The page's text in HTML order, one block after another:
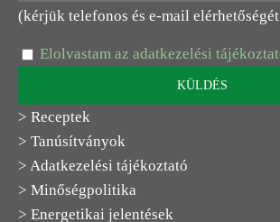
(kérjük telefonos és e-mail
Elolvastam az adatkezelési
> Receptek
> Tanúsítványok
> Adatkezelési tájékoztató
> Minőségpolitika
> Energetikai jelentések